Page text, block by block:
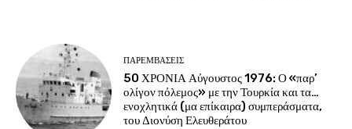
ΠΑΡΕΜΒΑΣΕΙΣ
50 ΧΡΟΝΙΑ Αύγουστος 1976: Ο «παρ’
ολίγον πόλεμος» με την Τουρκία και τα…
ενοχλητικά (μα επίκαιρα) συμπεράσματα,
του Διονύση Ελευθεράτου